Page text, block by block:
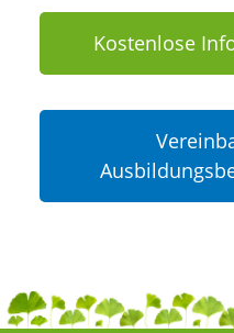
Kostenlose